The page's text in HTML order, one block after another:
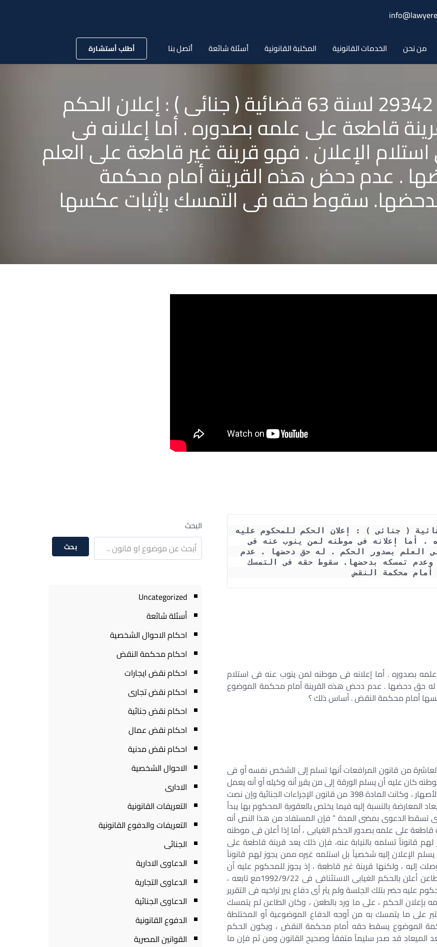
من نحن الخدمات القانونية المكتبة القانونية أسئلة شائعة أتصل بنا أطلب أستشارة
حكم محكمة النقض رقم 29342 لسنة 63 قضائية ( جنائى ) : إعلان الحكم
قاطعة على علمه بصدوره . أما إعلانه فى
الإعلان . فهو قرينة غير قاطعة على العلم
. عدم دحض هذه القرينة أمام محكمة
سقوط حقه فى التمسك بإثبات عكسها
شخصياً . قرينة قاطعة على علمه بصدوره . أما إعلانه فى موطنه لمن ينوب عنه فى
دحض هذه القرينة أمام محكمة الموضوع وعدم تمسكه بدحضها. سقوط حقه فى التمسك
أمام محكمة النقض
بصدوره . أما إعلانه فى موطنه لمن ينوب عنه فى استلام
. له حق دحضها . عدم دحض هذه القرينة أمام محكمة الموضوع
أمام محكمة النقض . أساس ذلك ؟
العاشرة من قانون المرافعات أنها تسلم إلى الشخص نفسه أو فى
كان عليه أن يسلم الورقة إلى من يقرر أنه وكيله أو أنه يعمل
فى خدمته أو أنه من الساكنين معه من الأزواج والأقارب والأصهار ، وكانت المادة 398 من قانون الإجراءات الجنائية وإن نصت
بالنسبة إليه فيما يختص بالعقوبة المحكوم بها يبدأ
تسقط الدعوى بمضى المدة ” فإن المستفاد من هذا النص أنه
على علمه بصدور الحكم الغيابى ، أما إذا أعلن فى موطنه
قانوناً تسلمه بالنيابة عنه، فإن ذلك يعد قرينة قاطعة على
الإعلان إليه شخصياً بل استلمه غيره ممن يجوز لهم قانوناً
إليه ، ولكنها قرينة غير قاطعة ، إذ يجوز للمحكوم عليه أن
يدحضها بإثبات العكس . لما كان ذلك ، وكان الثابت أن الطاعن أعلن بالحكم الغيابى الاستئنافى فى 1992/9/22مع تابعه ،
عليه حضر بتلك الجلسة ولم يثر أى دفاع يبرر تراخيه فى التقرير
بإعلان الحكم ، على ما ورد بالطعن ، وكان الطاعن لم يتمسك
على ما يتمسك به من أوجه الدفاع الموضوعية أو المختلطة
الموضوع يسقط حقه أمام محكمة النقض ، ويكون الحكم
الميعاد قد صدر سليماً متفقاً وصحيح القانون ومن ثم فإن ما
البحث
بحث
Uncategorized
أسئلة شائعة
احكام الاحوال الشخصية
احكام محكمة النقض
احكام نقض ايجارات
احكام نقض تجارى
احكام نقض جنائية
احكام نقض عمال
احكام نقض مدنية
الاحوال الشخصية
الادارى
التعريفات القانونية
التعريفات والدفوع القانونية
الجنائى
الدعاوى الادارية
الدعاوى التجارية
الدعاوى الجنائية
الدفوع القانونية
القوانين المصرية